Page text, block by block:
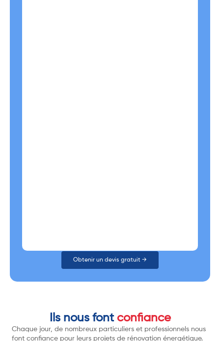
Obtenir un devis gratuit →
Ils nous font confiance
Chaque jour, de nombreux particuliers et professionnels nous
font confiance pour leurs projets de rénovation énergétique.